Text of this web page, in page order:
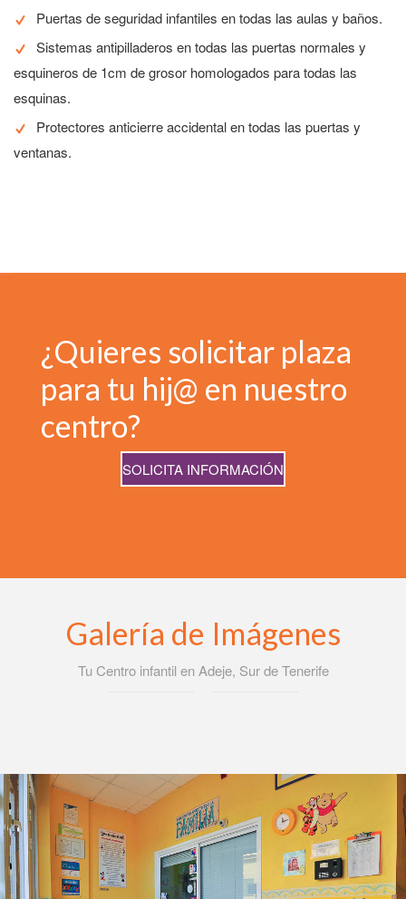
Puertas de seguridad infantiles en todas las aulas y baños.
Sistemas antipilladeros en todas las puertas normales y
esquineros de 1cm de grosor homologados para todas las
esquinas.
Protectores anticierre accidental en todas las puertas y
ventanas.
¿Quieres solicitar plaza
para tu hij@ en nuestro
centro?
SOLICITA INFORMACIÓN
Galería de Imágenes
Tu Centro infantil en Adeje, Sur de Tenerife